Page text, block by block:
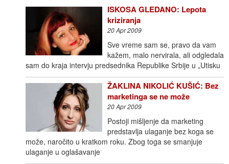
ISKOSA GLEDANO: Lepota
kriziranja
20 Apr 2009
Sve vreme sam se, pravo da vam
kažem, malo nervirala, ali odgledala
sam do kraja intervju predsednika Republike Srbije u „Utisku
ŽAKLINA NIKOLIĆ KUŠIĆ: Bez
marketinga se ne može
20 Apr 2009
Postoji mišljenje da marketing
predstavlja ulaganje bez koga se
može, naročito u kratkom roku. Zbog toga se smanjuje
ulaganje u oglašavanje